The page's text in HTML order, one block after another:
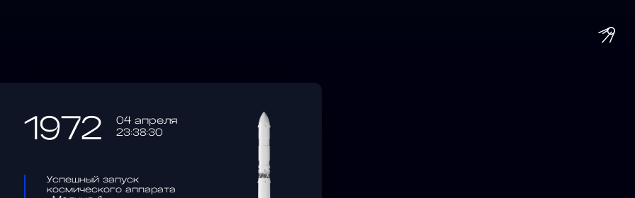
1972
04 апреля
23:38:30
Успешный запуск
космического аппарата